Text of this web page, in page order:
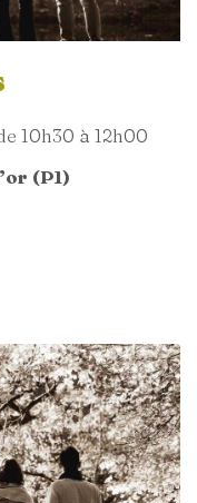
10h30 à 12h00
(P1)